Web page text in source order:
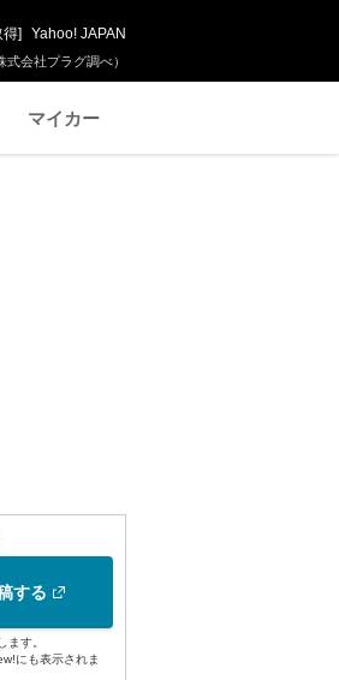
会社プラグ調べ）
得] Yahoo! JAPAN
マイカー
する
す。
にも表示されま